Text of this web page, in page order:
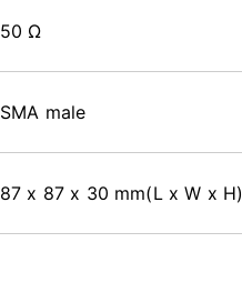
50 Ω
SMA male
87 x 87 x 30 mm(L x W x H)